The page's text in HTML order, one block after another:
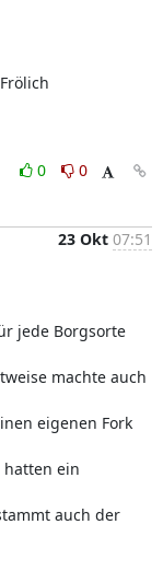
0
0
23 Okt 07:51
jede Borgsorte
machte auch
eigenen Fork
ein
auch der